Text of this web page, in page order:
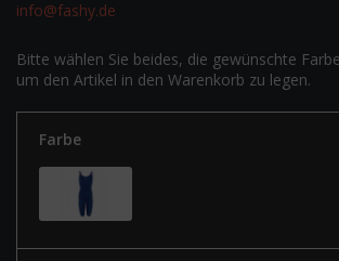
info@fashy.de
Bitte wählen Sie beides, die gewünschte
um den Artikel in den Warenkorb zu legen.
Farbe